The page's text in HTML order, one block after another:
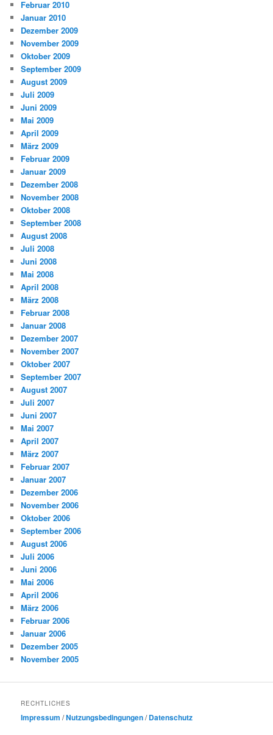
Februar 2010
Januar 2010
Dezember 2009
November 2009
Oktober 2009
September 2009
August 2009
Juli 2009
Juni 2009
Mai 2009
April 2009
März 2009
Februar 2009
Januar 2009
Dezember 2008
November 2008
Oktober 2008
September 2008
August 2008
Juli 2008
Juni 2008
Mai 2008
April 2008
März 2008
Februar 2008
Januar 2008
Dezember 2007
November 2007
Oktober 2007
September 2007
August 2007
Juli 2007
Juni 2007
Mai 2007
April 2007
März 2007
Februar 2007
Januar 2007
Dezember 2006
November 2006
Oktober 2006
September 2006
August 2006
Juli 2006
Juni 2006
Mai 2006
April 2006
März 2006
Februar 2006
Januar 2006
Dezember 2005
November 2005
RECHTLICHES
Impressum /Nutzungsbedingungen/Datenschutz